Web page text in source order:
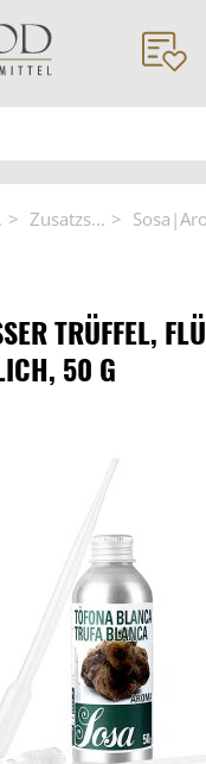
Zusatzs...
TRÜFFEL,
50 G